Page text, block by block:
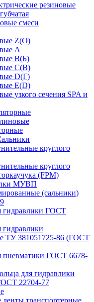
резиновые
смеси
Z(О)
A
B(Б)
C(В)
D(Г)
Е(D)
узкого сечения SPA и
круглого
круглого
(FPM)
МУВП
(сальники)
гидравлики ГОСТ
ТУ 381051725-86 (ГОСТ
пневматики ГОСТ 6678-
для гидравлики
22704-77
транспортерные